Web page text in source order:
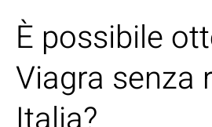
È possibile
Viagra senza